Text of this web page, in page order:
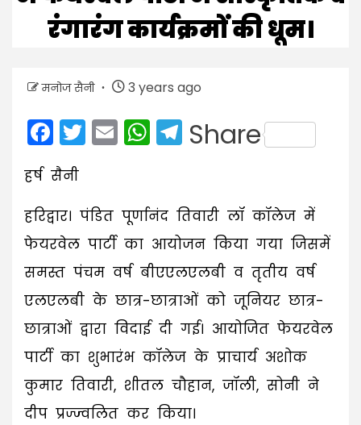
रंगारंग कार्यक्रमों की धूम।
मनोज सैनी 3 years ago
Facebook
Twitter
EmailWhatsApp
Telegram
Share
हर्ष सैनी
हरिद्वार। पंडित पूर्णानंद तिवारी लॉ कॉलेज में
फेयरवेल पार्टी का आयोजन किया गया जिसमें
समस्त पंचम वर्ष बीएएलएलबी व तृतीय वर्ष
एलएलबी के छात्र-छात्राओं को जूनियर छात्र-
छात्राओं द्वारा विदाई दी गई। आयोजित फेयरवेल
पार्टी का शुभारंभ कॉलेज के प्राचार्य अशोक
कुमार तिवारी, शीतल चौहान, जॉली, सोनी ने
दीप प्रज्ज्वलित कर किया।